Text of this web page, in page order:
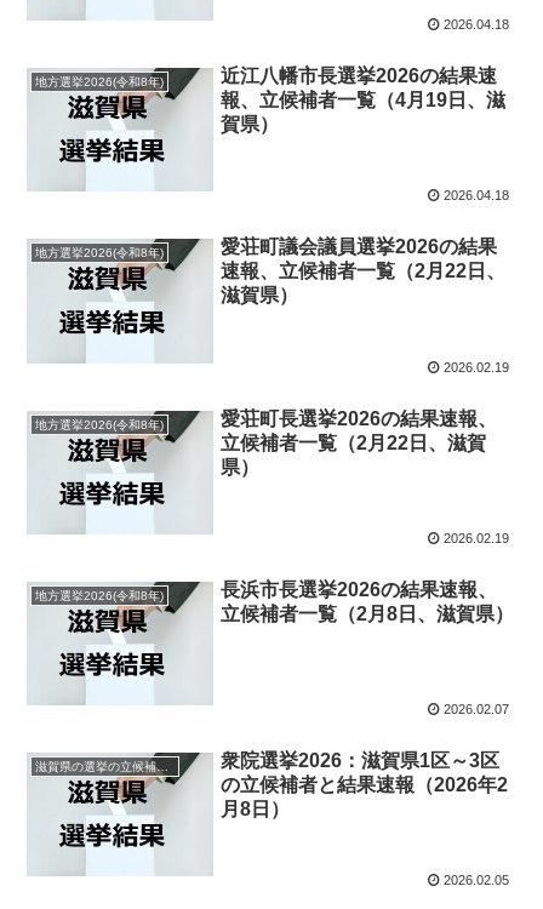
2026.04.18
地方選挙2026(令和8年)
近江八幡市長選挙2026の結果速
報、立候補者一覧（4月19日、滋
賀県）
2026.04.18
地方選挙2026(令和8年)
愛荘町議会議員選挙2026の結果
速報、立候補者一覧（2月22日、
滋賀県）
2026.02.19
地方選挙2026(令和8年)
愛荘町長選挙2026の結果速報、
立候補者一覧（2月22日、滋賀
県）
2026.02.19
地方選挙2026(令和8年)
長浜市長選挙2026の結果速報、
立候補者一覧（2月8日、滋賀県）
2026.02.07
滋賀県の選挙の立候補者と結果速報一覧
衆院選挙2026：滋賀県1区～3区
の立候補者と結果速報（2026年2
月8日）
2026.02.05